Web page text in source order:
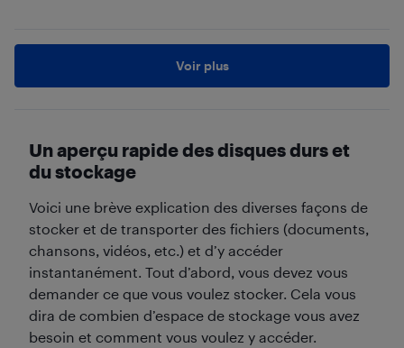
Voir plus
Un aperçu rapide des disques durs et
du stockage
Voici une brève explication des diverses façons de
stocker et de transporter des fichiers (documents,
chansons, vidéos, etc.) et d’y accéder
instantanément. Tout d’abord, vous devez vous
demander ce que vous voulez stocker. Cela vous
dira de combien d’espace de stockage vous avez
besoin et comment vous voulez y accéder.